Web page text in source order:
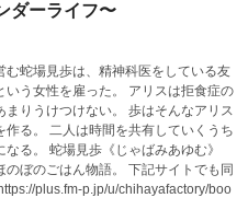
ダーライフ〜
む蛇場見歩は、精神科医をしている友
いう女性を雇った。 アリスは拒食症の
まりうけつけない。 歩はそんなアリス
していくうち
ばみあゆむ》
ん物語。 下記サイトでも同
plus.fm-p.jp/u/chihayafactory/boo